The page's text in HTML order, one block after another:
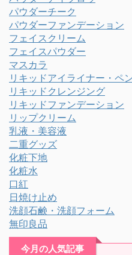
パウダーチーク
パウダーファンデーション
フェイスクリーム
フェイスパウダー
マスカラ
リキッドアイライナー・ペ
リキッドクレンジング
リキッドファンデーション
リップクリーム
乳液・美容液
二重グッズ
化粧下地
化粧水
口紅
日焼け止め
洗顔石鹸・洗顔フォーム
無印良品
今月の人気記事